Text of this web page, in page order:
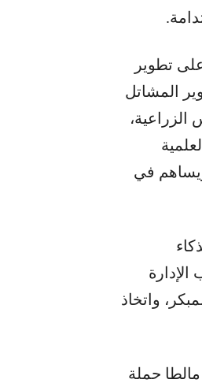
تطوير
المشاتل
الزراعية،
في
واتخاذ
حملة